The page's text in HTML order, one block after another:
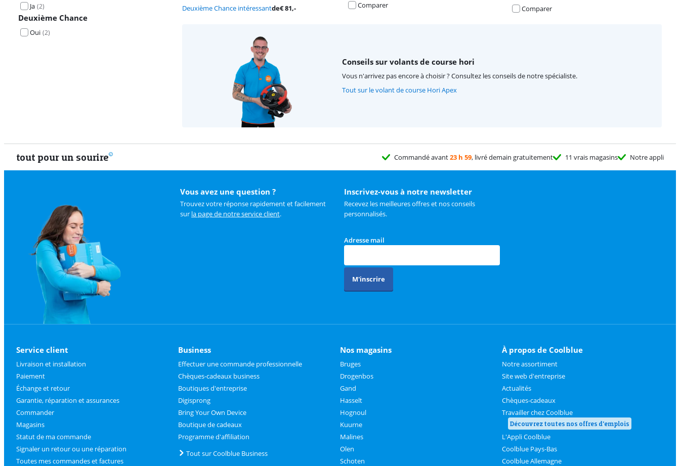
Ja (2)
Deuxième Chance
Oui (2)
Deuxième Chance intéressantde€81,-
Comparer
Comparer
Conseils sur volants de course hori
Vous n'arrivez pas encore à choisir ? Consultez les conseils de notre spécialiste.
Tout sur le volant de course Hori Apex
tout pour un sourire Commandé avant23 h 59, livré demain gratuitement 11 vrais magasins Notre appli
Vous avez une question ?
Trouvez votre réponse rapidement et facilement
sur la page de notre service client.
Inscrivez-vous à notre newsletter
Recevez les meilleures offres et nos conseils
personnalisés.
Adresse mail
M'inscrire
Service client
Livraison et installation
Paiement
Échange et retour
Garantie, réparation et assurances
Commander
Magasins
Statut de ma commande
Signaler un retour ou une réparation
Toutes mes commandes et factures
Business
Effectuer une commande professionnelle
Chèques-cadeaux business
Boutiques d'entreprise
Digisprong
Bring Your Own Device
Boutique de cadeaux
Programme d'affiliation
Tout sur Coolblue Business
Nos magasins
Bruges
Drogenbos
Gand
Hasselt
Hognoul
Kuurne
Malines
Olen
Schoten
À propos de Coolblue
Notre assortiment
Site web d'entreprise
Actualités
Chèques-cadeaux
Travailler chez Coolblue
Découvrez toutes nos offres d'emplois
L'Appli Coolblue
Coolblue Pays-Bas
Coolblue Allemagne